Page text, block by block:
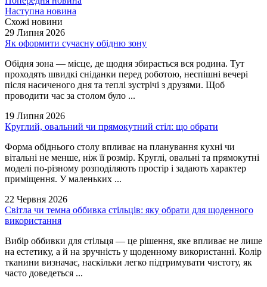
Наступна новина
Схожі новини
29 Липня 2026
Як оформити сучасну обідню зону
Обідня зона — місце, де щодня збирається вся родина. Тут
проходять швидкі сніданки перед роботою, неспішні вечері
після насиченого дня та теплі зустрічі з друзями. Щоб
проводити час за столом було ...
19 Липня 2026
Круглий, овальний чи прямокутний стіл: що обрати
Форма обіднього столу впливає на планування кухні чи
вітальні не менше, ніж її розмір. Круглі, овальні та прямокутні
моделі по-різному розподіляють простір і задають характер
приміщення. У маленьких ...
22 Червня 2026
Світла чи темна оббивка стільців: яку обрати для щоденного
використання
Вибір оббивки для стільця — це рішення, яке впливає не лише
на естетику, а й на зручність у щоденному використанні. Колір
тканини визначає, наскільки легко підтримувати чистоту, як
часто доведеться ...